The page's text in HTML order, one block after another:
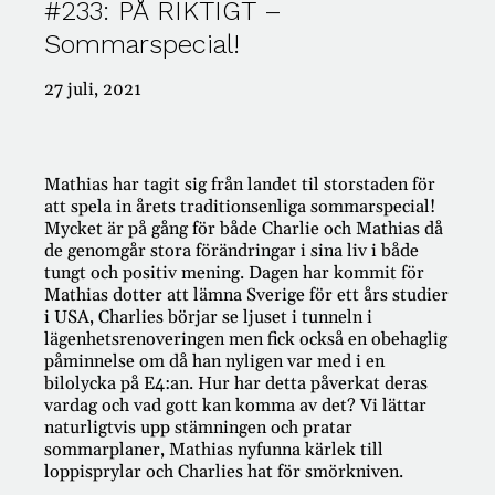
#233: PÅ RIKTIGT –
Sommarspecial!
27 juli, 2021
Mathias har tagit sig från landet til storstaden för
att spela in årets traditionsenliga sommarspecial!
Mycket är på gång för både Charlie och Mathias då
de genomgår stora förändringar i sina liv i både
tungt och positiv mening. Dagen har kommit för
Mathias dotter att lämna Sverige för ett års studier
i USA, Charlies börjar se ljuset i tunneln i
lägenhetsrenoveringen men fick också en obehaglig
påminnelse om då han nyligen var med i en
bilolycka på E4:an. Hur har detta påverkat deras
vardag och vad gott kan komma av det? Vi lättar
naturligtvis upp stämningen och pratar
sommarplaner, Mathias nyfunna kärlek till
loppisprylar och Charlies hat för smörkniven.
#421: PÅ RIKTIGT – Passion för pension!
#420: PÅ RIKTIGT – TACK FÖR ALLT!
#419: PÅ RIKTIGT med Klas Hallberg
Kategorier
AI
Ansvar
Antikviteter
Appar
Arbete
Arv
Auktioner
Bank
Barn